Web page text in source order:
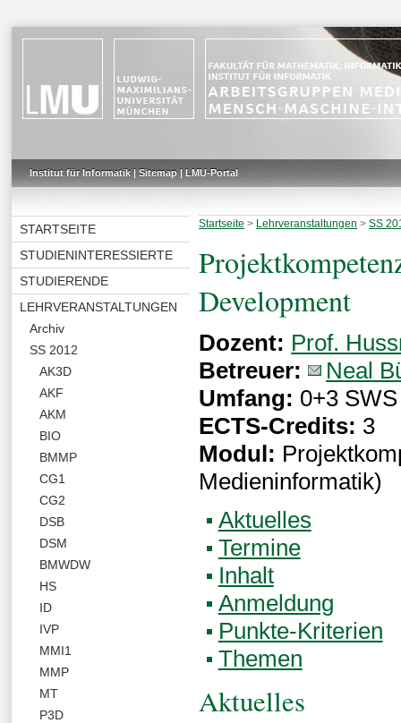
Institut für Informatik| Sitemap| LMU-Portal
STARTSEITE
STUDIENINTERESSIERTE
STUDIERENDE
LEHRVERANSTALTUNGEN
Archiv
SS 2012
AK3D
AKF
AKM
BIO
BMMP
CG1
CG2
DSB
DSM
BMWDW
HS
ID
IVP
MMI1
MMP
MT
P3D
Startseite > Lehrveranstaltungen >SS
Development
Dozent: Prof.
Betreuer:
Neal
Umfang: 0+3 SWS
ECTS-Credits: 3
Modul:
Medieninformatik)
Aktuelles
Termine
Inhalt
Anmeldung
Punkte-Kriterien
Themen
Aktuelles